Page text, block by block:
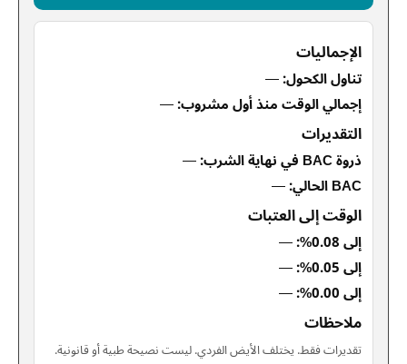
الإجماليات
تناول الكحول:—
إجمالي الوقت منذ أول مشروب:—
التقديرات
ذروة BAC في نهاية الشرب:
—
BAC الحالي:
—
الوقت إلى العتبات
إلى 0.08%:
—
إلى 0.05%:
—
إلى 0.00%:
—
ملاحظات
تقديرات فقط. يختلف الأيض الفردي. ليست نصيحة طبية أو قانونية.